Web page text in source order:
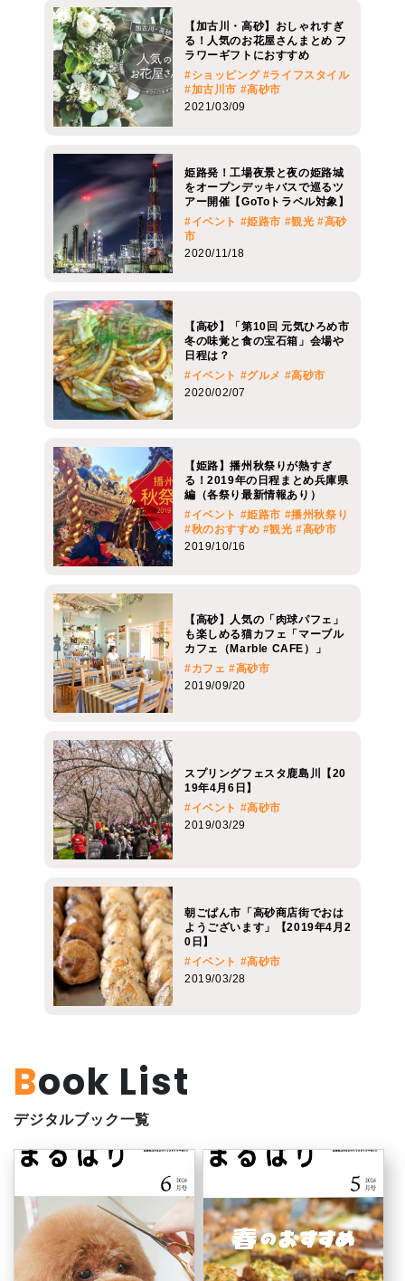
【加古川・高砂】おしゃれすぎ
る！人気のお花屋さんまとめ フ
ラワーギフトにおすすめ
#ショッピング #ライフスタイル
#加古川市 #高砂市
2021/03/09
姫路発！工場夜景と夜の姫路城
をオープンデッキバスで巡るツ
アー開催【GoToトラベル対象】
#イベント #姫路市 #観光 #高砂
市
2020/11/18
【高砂】「第10回 元気ひろめ市
冬の味覚と食の宝石箱」会場や
日程は？
#イベント #グルメ #高砂市
2020/02/07
【姫路】播州秋祭りが熱すぎ
る！2019年の日程まとめ兵庫県
編（各祭り最新情報あり）
#イベント #姫路市 #播州秋祭り
#秋のおすすめ #観光 #高砂市
2019/10/16
【高砂】人気の「肉球パフェ」
も楽しめる猫カフェ「マーブル
カフェ（Marble CAFE）」
#カフェ #高砂市
2019/09/20
スプリングフェスタ鹿島川【20
19年4月6日】
#イベント #高砂市
2019/03/29
朝ごぱん市「高砂商店街でおは
ようございます」【2019年4月2
0日】
#イベント #高砂市
2019/03/28
Book List
デジタルブック一覧